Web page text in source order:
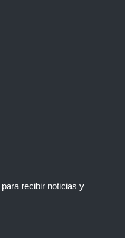
recibir noticias y